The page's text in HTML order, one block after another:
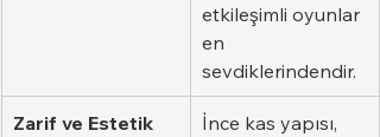
etkileşimli oyunlar
en
sevdiklerindendir.
Zarif ve Estetik
İnce kas yapısı,